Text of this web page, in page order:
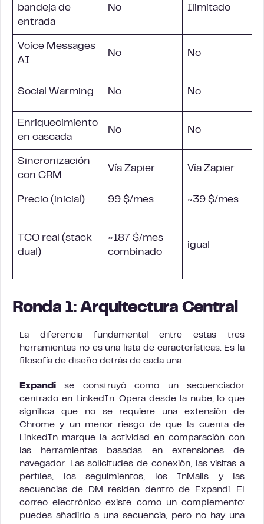
bandeja de
entrada
No Ilimitado
Voice Messages
AI
No No
Social Warming No No
Enriquecimiento
en cascada
No No
Sincronización
con CRM
Vía Zapier Vía Zapier
Precio (inicial) 99 $/mes ~39 $/mes
TCO real (stack
dual)
~187 $/mes
combinado
igual
Ronda 1: Arquitectura Central
La diferencia fundamental entre estas tres
herramientas no es una lista de características. Es la
filosofía de diseño detrás de cada una.
Expandi se construyó como un secuenciador
centrado en LinkedIn. Opera desde la nube, lo que
significa que no se requiere una extensión de
Chrome y un menor riesgo de que la cuenta de
LinkedIn marque la actividad en comparación con
las herramientas basadas en extensiones de
navegador. Las solicitudes de conexión, las visitas a
perfiles, los seguimientos, los InMails y las
secuencias de DM residen dentro de Expandi. El
correo electrónico existe como un complemento:
puedes añadirlo a una secuencia, pero no hay una